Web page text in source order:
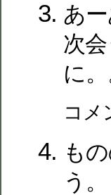
あー
次
に
コメ
も
う。